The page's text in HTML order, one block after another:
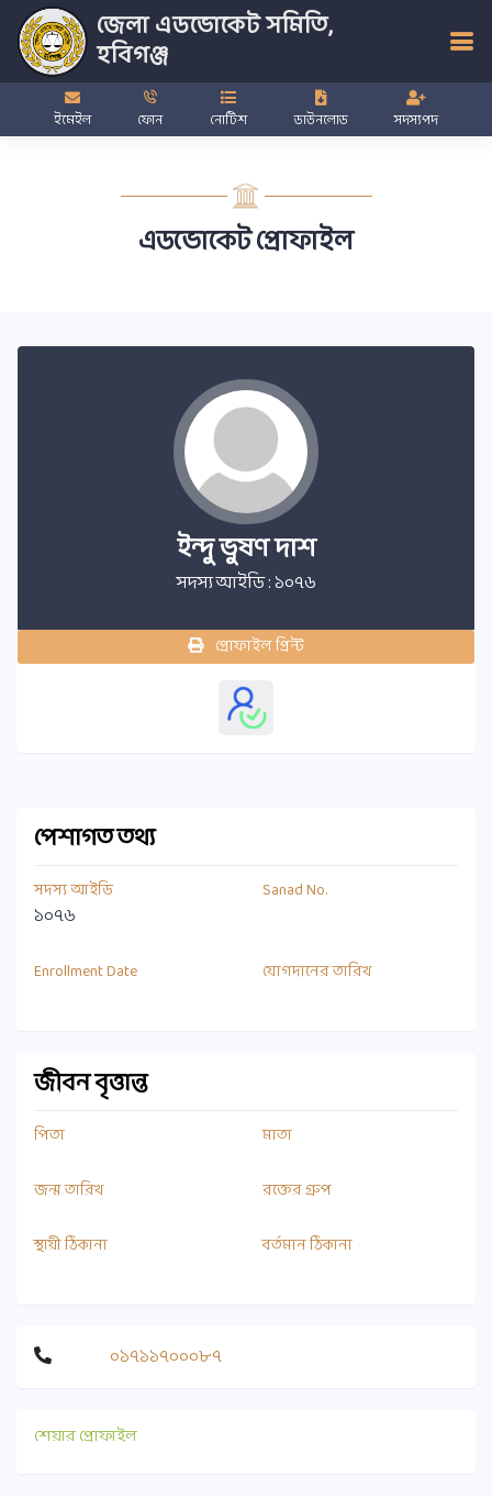
জেলা এডভোকেট সমিতি,
হবিগঞ্জ
ইমেইল ফোন নোটিশ ডাউনলোড সদস্যপদ
এডভোকেট প্রোফাইল
ইন্দু ভুষণ দাশ
সদস্য আইডি : ১০৭৬
প্রোফাইল প্রিন্ট
পেশাগত তথ্য
সদস্য আইডি
১০৭৬
Sanad No.
Enrollment Date যোগদানের তারিখ
জীবন বৃত্তান্ত
পিতা মাতা
জন্ম তারিখ রক্তের গ্রুপ
স্থায়ী ঠিকানা বর্তমান ঠিকানা
০১৭১১৭০০০৮৭
শেয়ার প্রোফাইল